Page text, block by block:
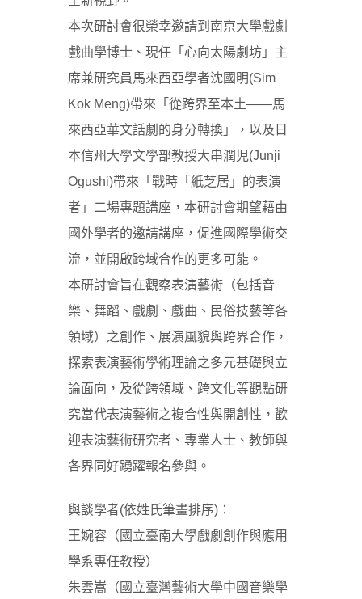
本次研討會很榮幸邀請到南京大學戲劇
戲曲學博士、現任「心向太陽劇坊」主
席兼研究員馬來西亞學者沈國明(Sim
Kok Meng)帶來「從跨界至本土——馬
來西亞華文話劇的身分轉換」，以及日
本信州大學文學部教授大串潤児(Junji
Ogushi)帶來「戰時「紙芝居」的表演
者」二場專題講座，本研討會期望藉由
國外學者的邀請講座，促進國際學術交
流，並開啟跨域合作的更多可能。
本研討會旨在觀察表演藝術（包括音
樂、舞蹈、戲劇、戲曲、民俗技藝等各
領域）之創作、展演風貌與跨界合作，
探索表演藝術學術理論之多元基礎與立
論面向，及從跨領域、跨文化等觀點研
究當代表演藝術之複合性與開創性，歡
迎表演藝術研究者、專業人士、教師與
各界同好踴躍報名參與。
與談學者(依姓氏筆畫排序)：
王婉容（國立臺南大學戲劇創作與應用
學系專任教授）
朱雲嵩（國立臺灣藝術大學中國音樂學